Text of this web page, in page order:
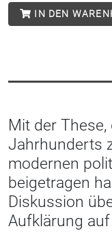
IN DEN
Mit der
Jahrhunderts
modernen
beigetragen
Diskussion
Aufklärung